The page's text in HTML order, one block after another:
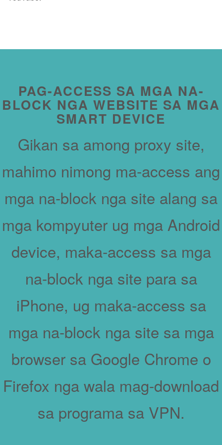
PAG-ACCESS SA MGA NA-
BLOCK NGA WEBSITE SA MGA
SMART DEVICE
Gikan sa among proxy site,
mahimo nimong ma-access ang
mga na-block nga site alang sa
mga kompyuter ug mga Android
device, maka-access sa mga
na-block nga site para sa
iPhone, ug maka-access sa
mga na-block nga site sa mga
browser sa Google Chrome o
Firefox nga wala mag-download
sa programa sa VPN.